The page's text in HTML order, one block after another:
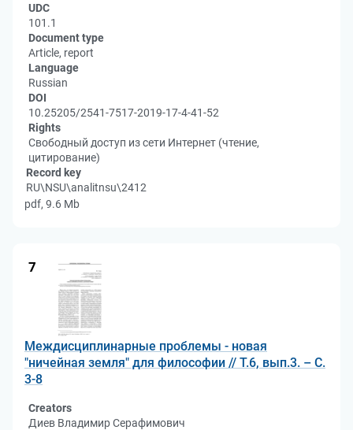
UDC
101.1
Document type
Article, report
Language
Russian
DOI
10.25205/2541-7517-2019-17-4-41-52
Rights
Свободный доступ из сети Интернет (чтение,
цитирование)
Record key
RU\NSU\analitnsu\2412
pdf, 9.6 Mb
7
Междисциплинарные проблемы - новая
"ничейная земля" для философии // Т.6, вып.3. – С.
3-8
Creators
Диев Владимир Серафимович